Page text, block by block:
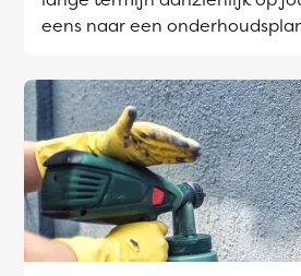
eens naar een